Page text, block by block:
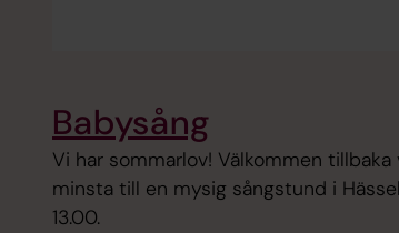
Babysång
Vi har sommarlov! Välkommen
minsta till en mysig sångstund i
13.00.